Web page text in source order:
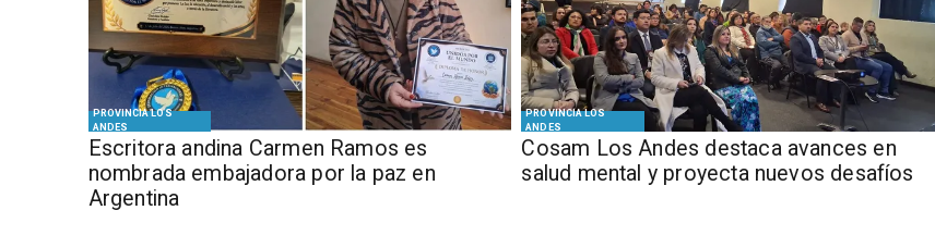
PROVINCIA LOS
ANDES
Escritora andina Carmen Ramos es
nombrada embajadora por la paz en
Argentina
PROVINCIA LOS
ANDES
Cosam Los Andes destaca avances en
salud mental y proyecta nuevos desafíos